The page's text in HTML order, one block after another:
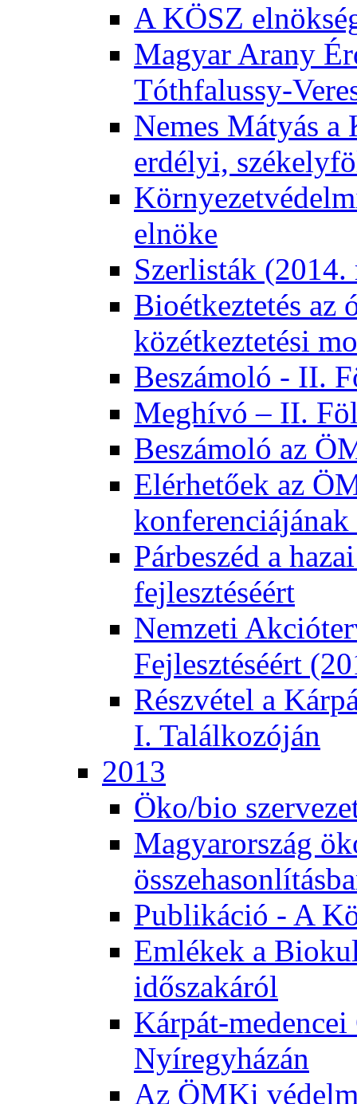
A KÖSZ
Magyar Arany
Tóthfalussy-
Nemes Mátyás a
erdélyi,
elnöke
Szerlisták (2014.
Bioétkeztetés az
közétkeztetési
Beszámoló - II.
Meghívó – II.
Beszámoló az
Elérhetőek az
konferenciájának
Párbeszéd a
fejlesztéséért
Nemzeti
Fejlesztéséért
Részvétel a
I. Találkozóján
2013
Öko/bio
Magyarország
Publikáció - A
Emlékek a
időszakáról
Kárpát-
Nyíregyházán
Az ÖMKi